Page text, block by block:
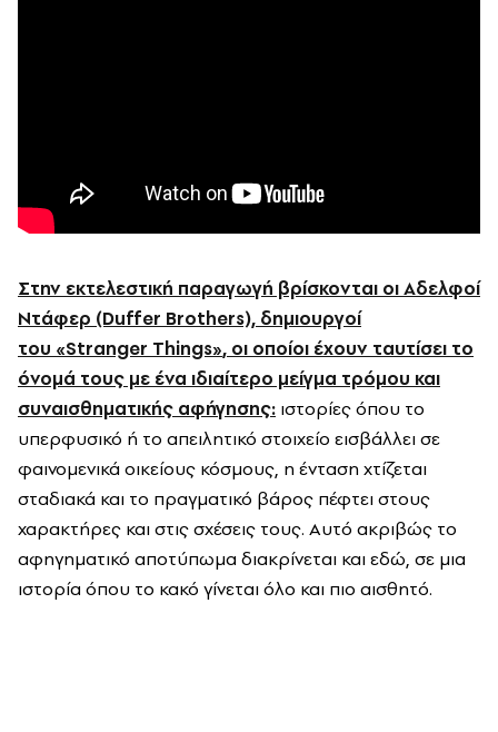
Στην εκτελεστική παραγωγή βρίσκονται οι Αδελφοί
Ντάφερ (Duffer Brothers), δημιουργοί
του «Stranger Things», οι οποίοι έχουν ταυτίσει το
όνομά τους με ένα ιδιαίτερο μείγμα τρόμου και
συναισθηματικής αφήγησης: ιστορίες όπου το
υπερφυσικό ή το απειλητικό στοιχείο εισβάλλει σε
φαινομενικά οικείους κόσμους, η ένταση χτίζεται
σταδιακά και το πραγματικό βάρος πέφτει στους
χαρακτήρες και στις σχέσεις τους. Αυτό ακριβώς το
αφηγηματικό αποτύπωμα διακρίνεται και εδώ, σε μια
ιστορία όπου το κακό γίνεται όλο και πιο αισθητό.